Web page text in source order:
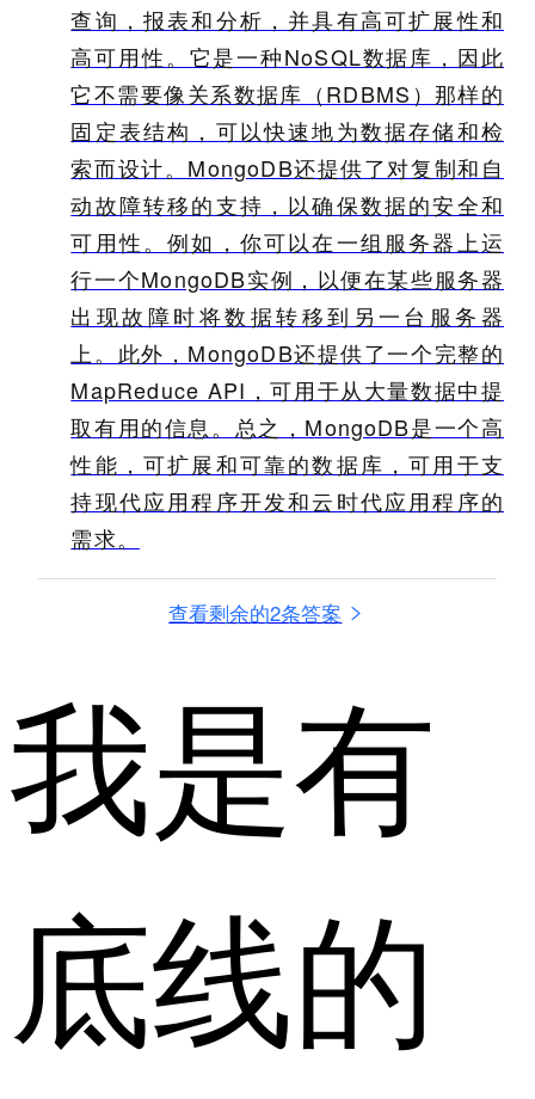
查询，报表和分析，并具有高可扩展性和
高可用性。它是一种NoSQL数据库，因此
它不需要像关系数据库（RDBMS）那样的
固定表结构，可以快速地为数据存储和检
索而设计。MongoDB还提供了对复制和自
动故障转移的支持，以确保数据的安全和
可用性。例如，你可以在一组服务器上运
行一个MongoDB实例，以便在某些服务器
出现故障时将数据转移到另一台服务器
上。此外，MongoDB还提供了一个完整的
MapReduce API，可用于从大量数据中提
取有用的信息。总之，MongoDB是一个高
性能，可扩展和可靠的数据库，可用于支
持现代应用程序开发和云时代应用程序的
需求。
查看剩余的2条答案
我是有
底线的